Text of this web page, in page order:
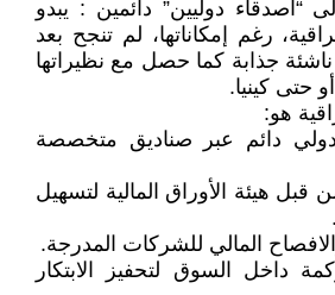
“أصدقاء دوليين” دائمين : يبدو
رغم إمكاناتها، لم تنجح بعد
جذابة كما حصل مع نظيراتها
حتى كينيا.
هو:
دائم عبر صناديق متخصصة
قبل هيئة الأوراق المالية لتسهيل
داخل السوق لتحفيز الابتكار